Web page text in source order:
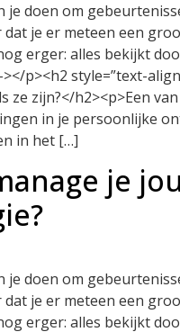
je doen om
dat je er meteen een
erger: alles bekijkt
p><h2 style=”text-
ze zijn?</h2><p>Een
in je persoonlijke
in het […]
je
je doen om
dat je er meteen een
erger: alles bekijkt